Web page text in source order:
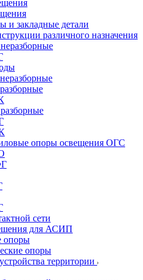
и закладные детали
различного назначения
опоры освещения ОГС
сети
для АСИП
опоры
опоры
территории